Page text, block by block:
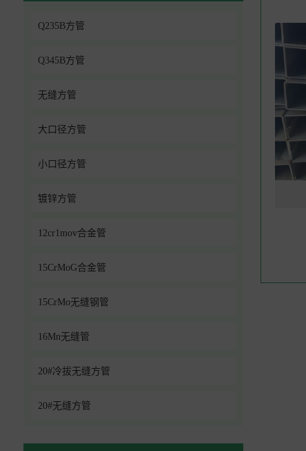
Q235B方管
Q345B方管
无缝方管
大口径方管
小口径方管
镀锌方管
12cr1mov合金管
15CrMoG合金管
15CrMo无缝钢管
16Mn无缝管
20#冷拔无缝方管
20#无缝方管